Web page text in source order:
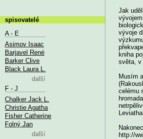
Jak
vývoje
kniha
světa, v
Musím
celému
http://
spisovatelé
A - E
Asimov Isaac
Barjavel René
Barker Clive
Black Laura L.
další
F - J
Chalker Jack L.
Christie Agatha
Fisher Catherine
Folný Jan
další